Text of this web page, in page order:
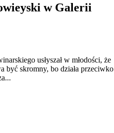
w Galerii
usłyszał w młodości, że
być skromny, bo działa przeciwko